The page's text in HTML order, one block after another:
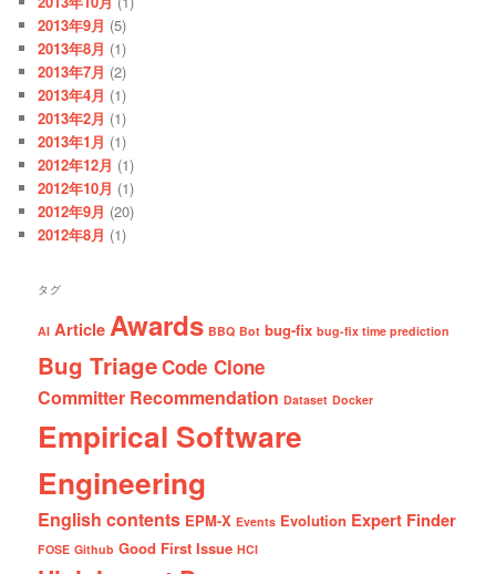
2013年9月 (5)
2013年8月 (1)
2013年7月 (2)
2013年4月 (1)
2013年2月 (1)
2013年1月 (1)
2012年12月 (1)
2012年10月 (1)
2012年9月 (20)
2012年8月 (1)
タグ
AI ArticleAwards BBQ Bot bug-fix bug-fix time prediction
Bug TriageCode Clone
Committer Recommendation Dataset Docker
Empirical Software
Engineering
English contents EPM-X Events Evolution Expert Finder
FOSE Github Good First Issue HCI